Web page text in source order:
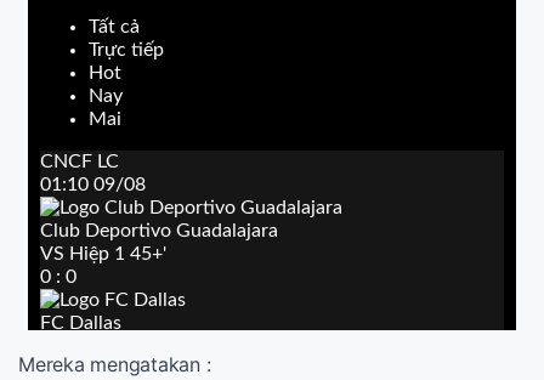
Mereka mengatakan :